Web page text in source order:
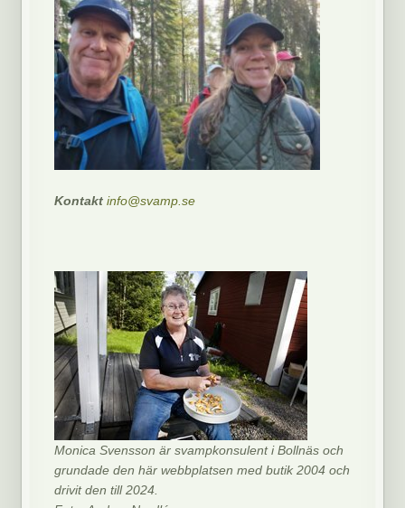
Kontaktinfo@svamp.se
Monica Svensson är svampkonsulent i Bollnäs och
grundade den här webbplatsen med butik 2004 och
drivit den till 2024.